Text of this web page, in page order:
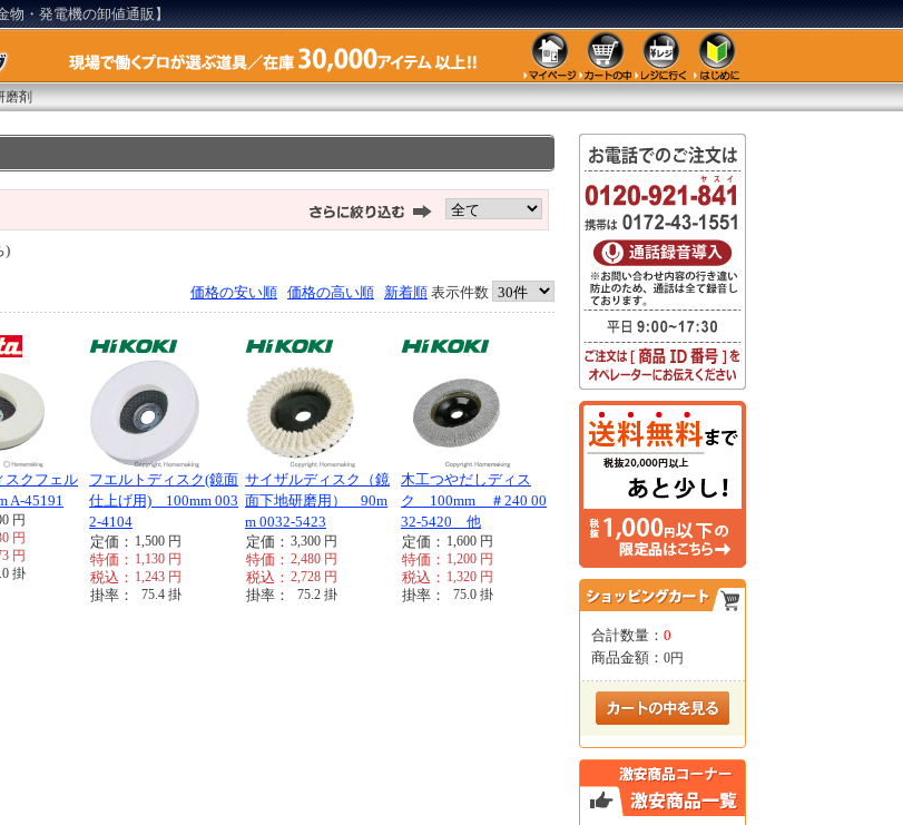
物・発電機の卸値通販】
磨剤
)
価格の安い順 価格の高い順 新着順 表示件数
スクフェル
A-45191
円
円
円
掛
フエルトディスク(鏡面
仕上げ用) 100mm 003
2-4104
定価： 1,500 円
特価： 1,130 円
税込： 1,243 円
掛率： 75.4 掛
サイザルディスク（鏡
面下地研磨用） 90m
m 0032-5423
定価： 3,300 円
特価： 2,480 円
税込： 2,728 円
掛率： 75.2 掛
木工つやだしディス
ク 100mm ＃240 00
32-5420 他
定価： 1,600 円
特価： 1,200 円
税込： 1,320 円
掛率： 75.0 掛
合計数量： 0
商品金額： 0円